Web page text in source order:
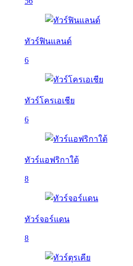
ทัวร์ฟินแลนด์
6
ทัวร์โครเอเชีย
6
ทัวร์แอฟริกาใต้
8
ทัวร์จอร์แดน
8